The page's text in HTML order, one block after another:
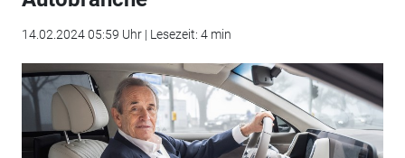
14.02.2024 05:59 Uhr | Lesezeit: 4 min